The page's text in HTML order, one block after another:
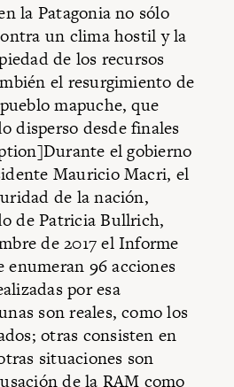
la Patagonia no sólo
un clima hostil y la
de los recursos
el resurgimiento de
mapuche, que
disperso desde finales
el gobierno
Mauricio Macri, el
de la nación,
de Patricia Bullrich,
de 2017 el Informe
enumeran 96 acciones
por esa
son reales, como los
otras consisten en
situaciones son
de la RAM como